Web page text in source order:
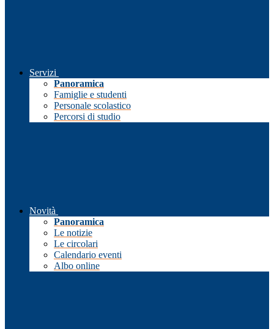
Servizi
Panoramica
Famiglie e studenti
Personale scolastico
Percorsi di studio
Novità
Panoramica
Le notizie
Le circolari
Calendario eventi
Albo online